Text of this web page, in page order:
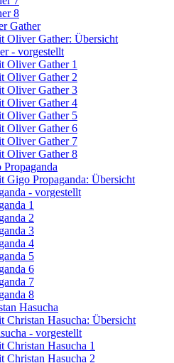
8
Gather
Oliver Gather: Übersicht
- vorgestellt
Oliver Gather 1
Oliver Gather 2
Oliver Gather 3
Oliver Gather 4
Oliver Gather 5
Oliver Gather 6
Oliver Gather 7
Oliver Gather 8
Gigo Propaganda: Übersicht
- vorgestellt
1
2
3
4
5
6
7
8
Hasucha
Christan Hasucha: Übersicht
- vorgestellt
Christan Hasucha 1
Christan Hasucha 2